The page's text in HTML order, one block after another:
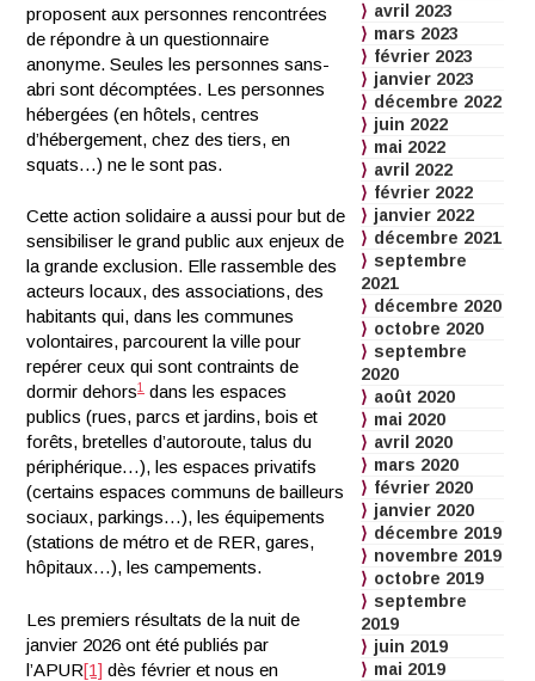
proposent aux personnes rencontrées
de répondre à un questionnaire
anonyme. Seules les personnes sans-
abri sont décomptées. Les personnes
hébergées (en hôtels, centres
d’hébergement, chez des tiers, en
squats…) ne le sont pas.
Cette action solidaire a aussi pour but de
sensibiliser le grand public aux enjeux de
la grande exclusion. Elle rassemble des
acteurs locaux, des associations, des
habitants qui, dans les communes
volontaires, parcourent la ville pour
repérer ceux qui sont contraints de
dormir dehors1
dans les espaces
publics (rues, parcs et jardins, bois et
forêts, bretelles d’autoroute, talus du
périphérique…), les espaces privatifs
(certains espaces communs de bailleurs
sociaux, parkings…), les équipements
(stations de métro et de RER, gares,
hôpitaux…), les campements.
Les premiers résultats de la nuit de
janvier 2026 ont été publiés par
l’APUR[1] dès février et nous en
avril 2023
mars 2023
février 2023
janvier 2023
décembre 2022
juin 2022
mai 2022
avril 2022
février 2022
janvier 2022
décembre 2021
septembre
2021
décembre 2020
octobre 2020
septembre
2020
août 2020
mai 2020
avril 2020
mars 2020
février 2020
janvier 2020
décembre 2019
novembre 2019
octobre 2019
septembre
2019
juin 2019
mai 2019